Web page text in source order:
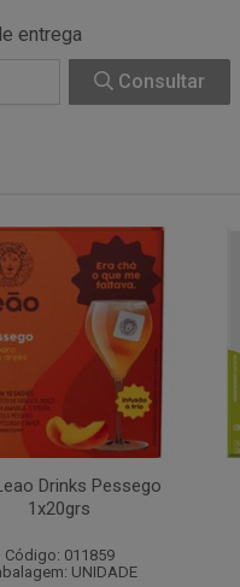
entrega
Consultar
Drinks Pessego
1x20grs
Código: 011859
UNIDADE